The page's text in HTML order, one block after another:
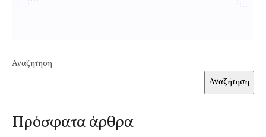
Αναζήτηση
Αναζήτηση
Πρόσφατα άρθρα